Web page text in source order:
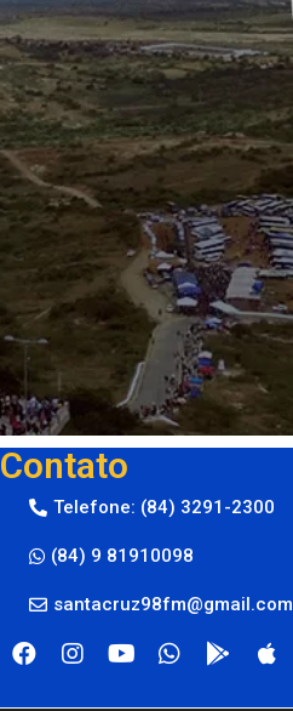
Contato
Telefone: (84) 3291-2300
(84) 9 81910098
santacruz98fm@gmail.com